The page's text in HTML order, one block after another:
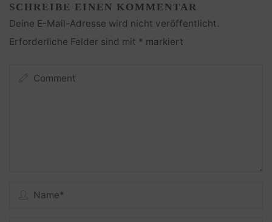
SCHREIBE EINEN KOMMENTAR
Deine E-Mail-Adresse wird nicht veröffentlicht.
Erforderliche Felder sind mit * markiert